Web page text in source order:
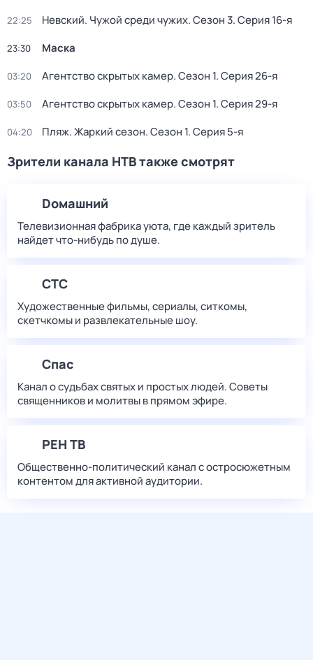
22:25 Невский. Чужой среди чужих. Сезон 3. Серия 16-я
23:30 Маска
03:20 Агентство скрытых камер. Сезон 1. Серия 26-я
03:50 Агентство скрытых камер. Сезон 1. Серия 29-я
04:20 Пляж. Жаркий сезон. Сезон 1. Серия 5-я
Зрители канала НТВ также смотрят
Dомашний
Телевизионная фабрика уюта, где каждый зритель
найдет что‑нибудь по душе.
СТС
Художественные фильмы, сериалы, ситкомы,
скетчкомы и развлекательные шоу.
Спас
Канал о судьбах святых и простых людей. Советы
священников и молитвы в прямом эфире.
РЕН ТВ
Общественно-политический канал с остросюжетным
контентом для активной аудитории.